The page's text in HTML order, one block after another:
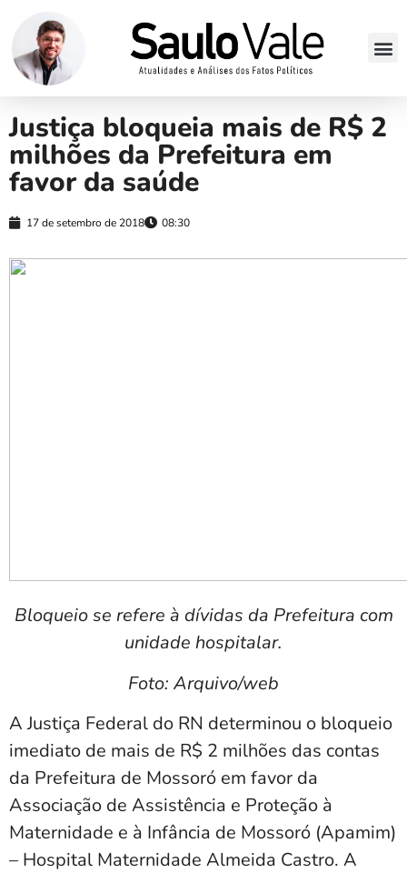
Justiça bloqueia mais de R$ 2
milhões da Prefeitura em
favor da saúde
17 de setembro de 2018 08:30
Bloqueio se refere à dívidas da Prefeitura com
unidade hospitalar.
Foto: Arquivo/web
A Justiça Federal do RN determinou o bloqueio
imediato de mais de R$ 2 milhões das contas
da Prefeitura de Mossoró em favor da
Associação de Assistência e Proteção à
Maternidade e à Infância de Mossoró (Apamim)
– Hospital Maternidade Almeida Castro. A